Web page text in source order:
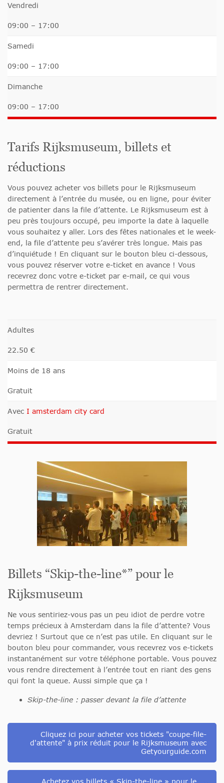
Vendredi
09:00 – 17:00
Samedi
09:00 – 17:00
Dimanche
09:00 – 17:00
Tarifs Rijksmuseum, billets et
réductions
Vous pouvez acheter vos billets pour le Rijksmuseum
directement à l’entrée du musée, ou en ligne, pour éviter
de patienter dans la file d’attente. Le Rijksmuseum est à
peu près toujours occupé, peu importe la date à laquelle
vous souhaitez y aller. Lors des fêtes nationales et le week-
end, la file d’attente peu s’avérer très longue. Mais pas
d’inquiétude ! En cliquant sur le bouton bleu ci-dessous,
vous pouvez réserver votre e-ticket en avance ! Vous
recevrez donc votre e-ticket par e-mail, ce qui vous
permettra de rentrer directement.
Adultes
22.50 €
Moins de 18 ans
Gratuit
Avec I amsterdam city card
Gratuit
Billets “Skip-the-line*” pour le
Rijksmuseum
Ne vous sentiriez-vous pas un peu idiot de perdre votre
temps précieux à Amsterdam dans la file d’attente? Vous
devriez ! Surtout que ce n’est pas utile. En cliquant sur le
bouton bleu pour commander, vous recevrez vos e-tickets
instantanément sur votre téléphone portable. Vous pouvez
vous rendre directement à l’entrée tout en riant des gens
qui font la queue. Aussi simple que ça !
Skip-the-line : passer devant la file d’attente
Cliquez ici pour acheter vos tickets "coupe-file-
d'attente" à prix réduit pour le Rijksmuseum avec
Getyourguide.com
Achetez vos billets « Skip-the-line » pour le